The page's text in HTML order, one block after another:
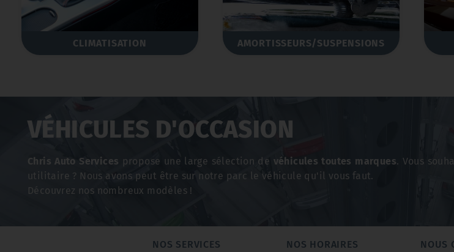
CLIMATISATION AMORTISSEURS/SUSPENSIONS
VÉHICULES D'OCCASION
Chris Auto Services propose une large sélection de véhicules toutes marques. Vous
utilitaire ? Nous avons peut être sur notre parc le véhicule qu'il vous faut.
Découvrez nos nombreux modèles !
NOS SERVICES NOS HORAIRES NOUS